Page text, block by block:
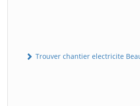
Trouver chantier electricite